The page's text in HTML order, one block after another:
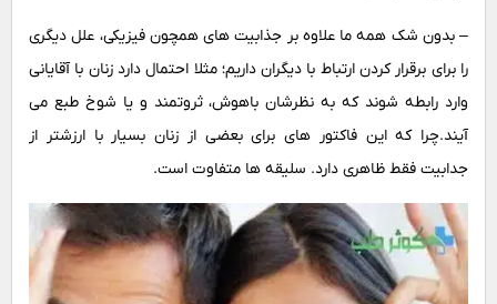
– بدون شک همه ما علاوه بر جذابیت های همچون فیزیکی، علل دیگری
را برای برقرار کردن ارتباط با دیگران داریم؛ مثلا احتمال دارد زنان با آقایانی
وارد رابطه شوند که به نظرشان باهوش، ثروتمند و یا شوخ طبع می
آیند.چرا که این فاکتور های برای بعضی از زنان بسیار با ارزشتر از
جدابیت فقط ظاهری دارد. سلیقه ها متفاوت است.